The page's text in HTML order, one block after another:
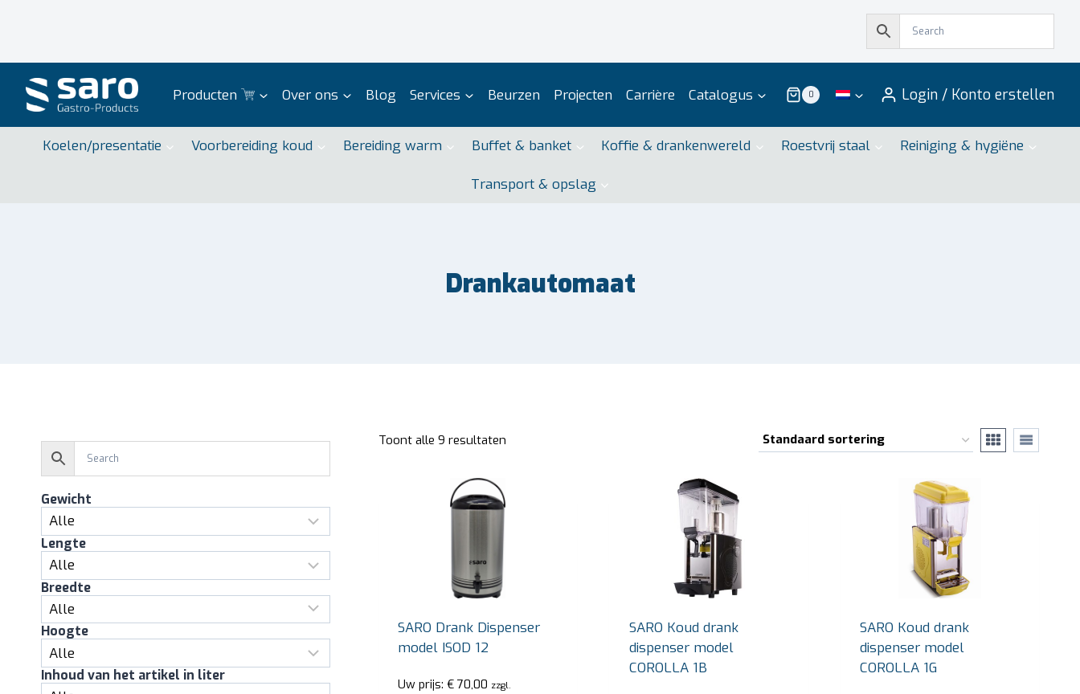
Producten Over ons Blog Services Beurzen Projecten Carrière Catalogus 0 Login / Konto erstellen
Koelen/presentatie Voorbereiding koud Bereiding warm Buffet & banket Koffie & drankenwereld Roestvrij staal Reiniging & hygiëne
Transport & opslag
Drankautomaat
Toont alle 9 resultaten
SARO Drank Dispenser
model ISOD 12
Uw prijs:€ 70,00 zzgl.
SARO Koud drank
dispenser model
COROLLA 1B
SARO Koud drank
dispenser model
COROLLA 1G
Gewicht
Lengte
Breedte
Hoogte
Inhoud van het artikel in liter